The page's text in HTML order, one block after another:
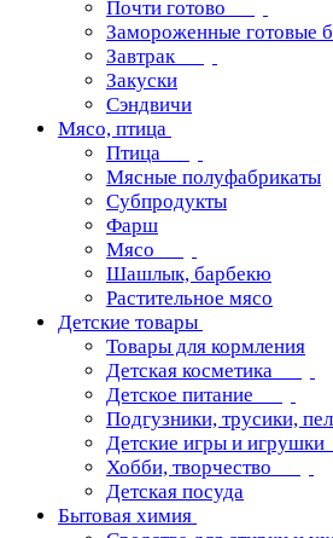
Почти готово
Замороженные готовые
Завтрак
Закуски
Сэндвичи
Мясо, птица
Птица
Мясные полуфабрикаты
Субпродукты
Фарш
Мясо
Шашлык, барбекю
Растительное мясо
Детские товары
Товары для кормления
Детская косметика
Детское питание
Подгузники, трусики,
Детские игры и игрушки
Хобби, творчество
Детская посуда
Бытовая химия